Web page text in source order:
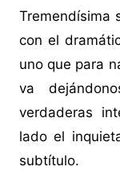
Tremendísima
con el
uno que para
va
verdaderas
lado el
subtítulo.